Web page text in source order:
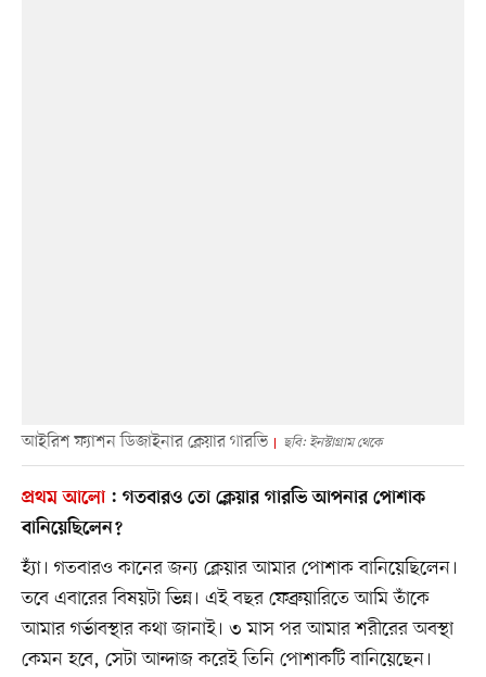
আইরিশ ফ্যাশন ডিজাইনার ক্লেয়ার গারভি ছবি: ইনস্টাগ্রাম থেকে
প্রথম আলো: গতবারও তো ক্লেয়ার গারভি আপনার পোশাক
বানিয়েছিলেন?
হ্যাঁ। গতবারও কানের জন্য ক্লেয়ার আমার পোশাক বানিয়েছিলেন।
তবে এবারের বিষয়টা ভিন্ন। এই বছর ফেব্রুয়ারিতে আমি তাঁকে
আমার গর্ভাবস্থার কথা জানাই। ৩ মাস পর আমার শরীরের অবস্থা
কেমন হবে, সেটা আন্দাজ করেই তিনি পোশাকটি বানিয়েছেন।